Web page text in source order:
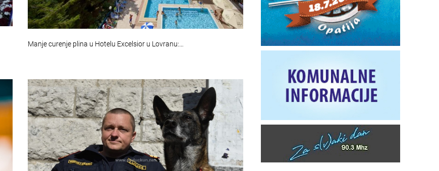
Manje curenje plina u Hotelu Excelsior u Lovranu:…